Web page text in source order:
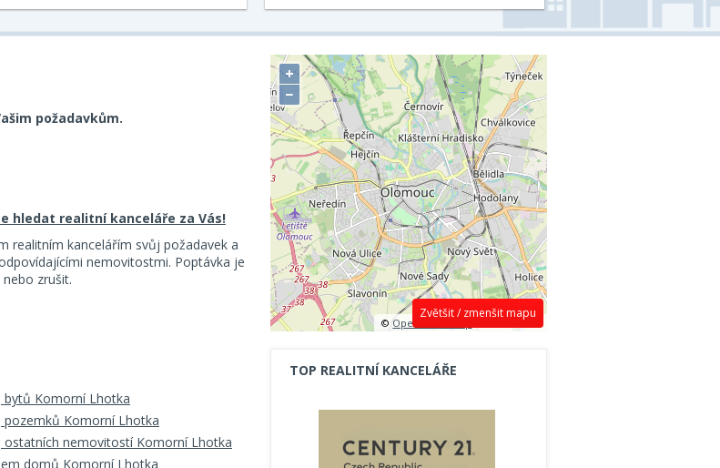
požadavkům.
hledat realitní kanceláře za Vás!
realitním kancelářím svůj požadavek a
nemovitostmi. Poptávka je
zrušit.
bytů Komorní Lhotka
pozemků Komorní Lhotka
ostatních nemovitostí Komorní Lhotka
domů Komorní Lhotka
Zvětšit / zmenšit mapu
+
−
©OpenStreetMap contributors.
TOP REALITNÍ KANCELÁŘE